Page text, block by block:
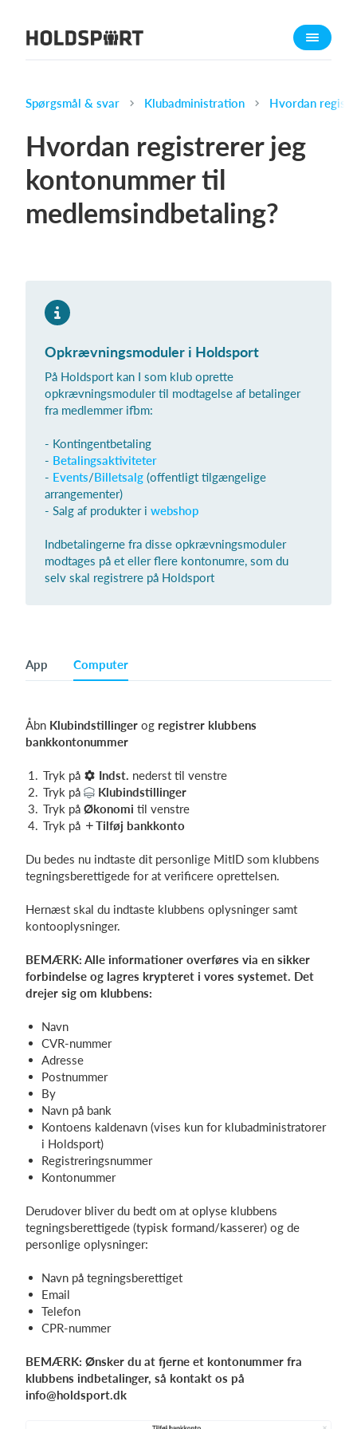
Om Holdsport
Presseomtale
Funktioner
Kalender
Hvad koster det?
Spørgsmål & svar Klubadministration Hvordan
Hvordan registrerer jeg
kontonummer til
medlemsindbetaling?
Opkrævningsmoduler i Holdsport
På Holdsport kan I som klub oprette
opkrævningsmoduler til modtagelse af betalinger
fra medlemmer ifbm:
- Kontingentbetaling
- Betalingsaktiviteter
- Events/Billetsalg (offentligt tilgængelige
arrangementer)
- Salg af produkter i webshop
Indbetalingerne fra disse opkrævningsmoduler
modtages på et eller flere kontonumre, som du
selv skal registrere på Holdsport
App Computer
Åbn Klubindstillinger og registrer klubbens
bankkontonummer
Tryk på Indst. nederst til venstre
Tryk på
Klubindstillinger
Tryk på Økonomi til venstre
Tryk på
Tilføj bankkonto
Du bedes nu indtaste dit personlige MitID som klubbens
tegningsberettigede for at verificere oprettelsen.
Hernæst skal du indtaste klubbens oplysninger samt
kontooplysninger.
BEMÆRK: Alle informationer overføres via en sikker
forbindelse og lagres krypteret i vores systemet. Det
drejer sig om klubbens:
Navn
CVR-nummer
Adresse
Postnummer
By
Navn på bank
Kontoens kaldenavn (vises kun for klubadministratorer
i Holdsport)
Registreringsnummer
Kontonummer
Derudover bliver du bedt om at oplyse klubbens
tegningsberettigede (typisk formand/kasserer) og de
personlige oplysninger:
Navn på tegningsberettiget
Email
Telefon
CPR-nummer
BEMÆRK: Ønsker du at fjerne et kontonummer fra
klubbens indbetalinger, så kontakt os på
info@holdsport.dk